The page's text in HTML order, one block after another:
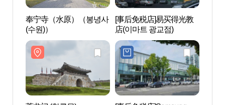
奉宁寺（水原）（봉녕사
(수원)）
[事后免税店]易买得光教
店(이마트 광교점)